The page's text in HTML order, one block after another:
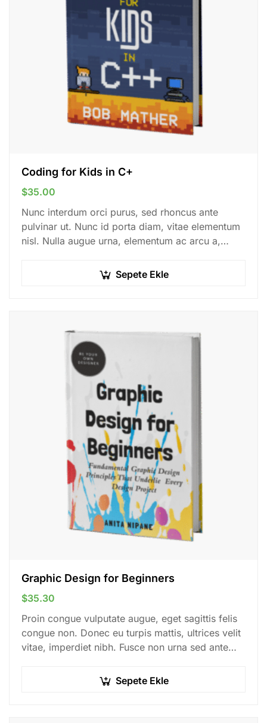
Coding for Kids in C+
$35.00
Nunc interdum orci purus, sed rhoncus ante
pulvinar ut. Nunc id porta diam, vitae elementum
nisl. Nulla augue urna, elementum ac arcu a,
Sepete Ekle
Graphic Design for Beginners
$35.30
Proin congue vulputate augue, eget sagittis felis
congue non. Donec eu turpis mattis, ultrices velit
vitae, imperdiet nibh. Fusce non urna sed ante
Sepete Ekle